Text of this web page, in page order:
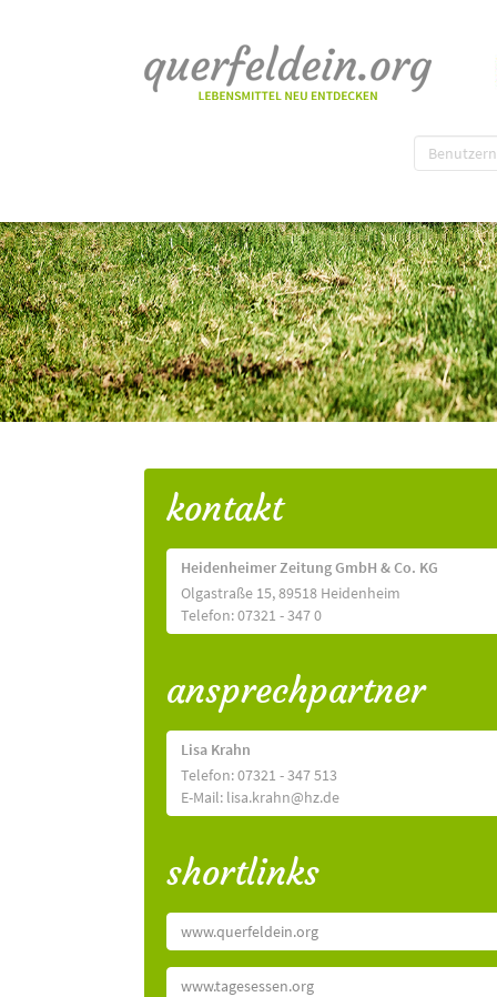
kontakt
Heidenheimer Zeitung GmbH & Co. KG
Olgastraße 15, 89518 Heidenheim
Telefon: 07321 - 347 0
ansprechpartner
Lisa Krahn
Telefon: 07321 - 347 513
E-Mail: lisa.krahn@hz.de
shortlinks
www.querfeldein.org
www.tagesessen.org